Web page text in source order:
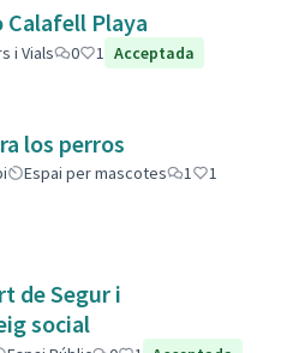
Calafell Playa
i Vials 0 1 Acceptada
los perros
Espai per mascotes 1
1
de Segur i
social